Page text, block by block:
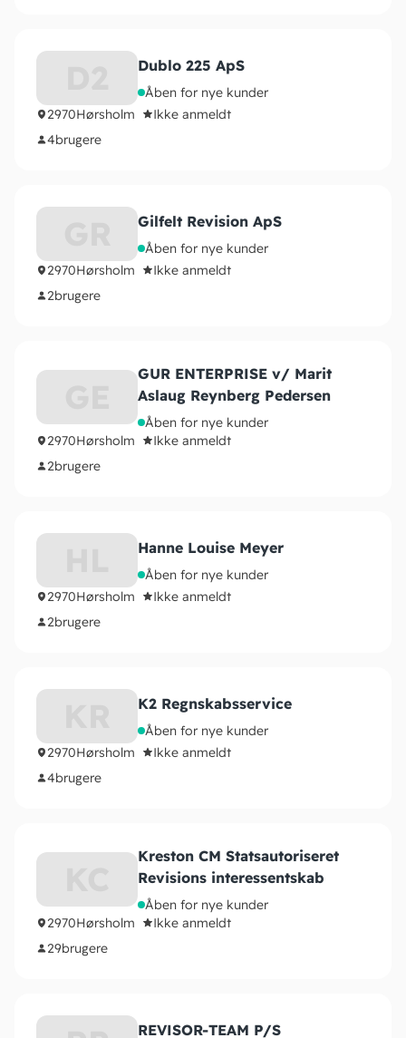
Dublo 225 ApS
Åben for nye kunder
2970Hørsholm
Ikke anmeldt
4brugere
Gilfelt Revision ApS
Åben for nye kunder
2970Hørsholm
Ikke anmeldt
2brugere
GUR ENTERPRISE v/ Marit
Aslaug Reynberg Pedersen
Åben for nye kunder
2970Hørsholm
Ikke anmeldt
2brugere
Hanne Louise Meyer
Åben for nye kunder
2970Hørsholm
Ikke anmeldt
2brugere
K2 Regnskabsservice
Åben for nye kunder
2970Hørsholm
Ikke anmeldt
4brugere
Kreston CM Statsautoriseret
Revisions interessentskab
Åben for nye kunder
2970Hørsholm
Ikke anmeldt
29brugere
REVISOR-TEAM P/S